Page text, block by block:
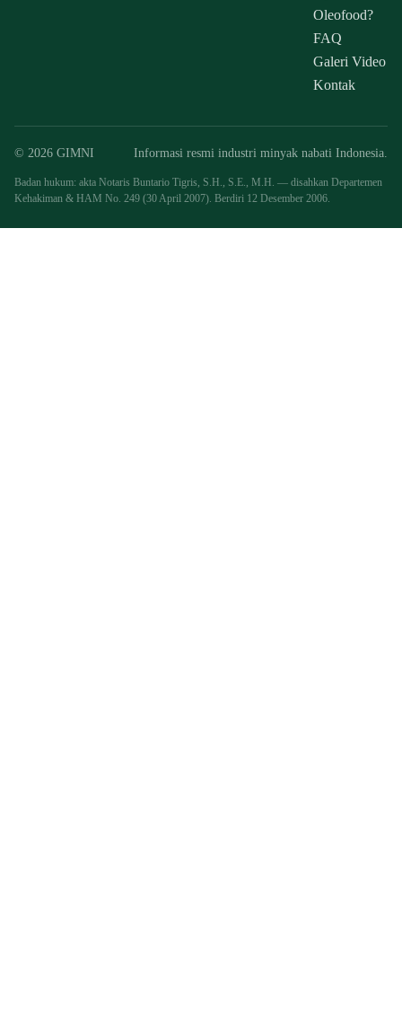
Oleofood?
FAQ
Galeri Video
Kontak
© 2026 GIMNI Informasi resmi industri minyak nabati Indonesia.
Badan hukum: akta Notaris Buntario Tigris, S.H., S.E., M.H. — disahkan Departemen
Kehakiman & HAM No. 249 (30 April 2007). Berdiri 12 Desember 2006.